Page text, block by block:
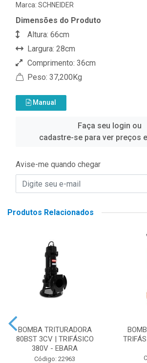
Marca: SCHNEIDER
Dimensões do Produto
Altura: 66cm
Largura: 28cm
Comprimento: 36cm
Peso: 37,200Kg
Manual
Faça seu login ou
cadastre-se para ver preços
Avise-me quando chegar
Produtos Relacionados
BOMBA TRITURADORA
80BST 3CV | TRIFÁSICO
380V - EBARA
Código: 22963